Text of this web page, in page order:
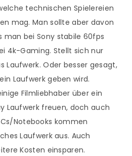
technischen Spielereien
mag. Man sollte aber davon
man bei Sony stabile 60fps
4k-Gaming. Stellt sich nur
Laufwerk. Oder besser gesagt,
Laufwerk geben wird.
Filmliebhaber über ein
Laufwerk freuen, doch auch
Notebooks kommen
Laufwerk aus. Auch
Kosten einsparen.